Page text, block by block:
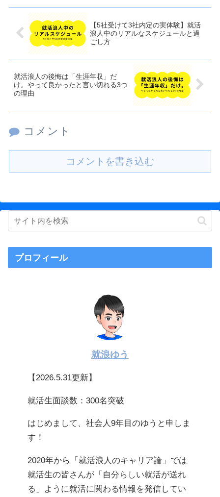
【5社受けて3社内定の実体験】就活
浪人中のリアルなスケジュールと過
ごし方
就活浪人の後悔は「生涯年収」だ
け。やって良かったと言い切れる3つ
の理由
コメント
コメントを書き込む
プロフィール
就浪ゆう
【2026.5.31更新】
就活生面談数：300名突破
はじめまして、社会人9年目のゆうと申しま
す！
2020年から「就活浪人のキャリア論」では
就活生の皆さんが「自分らしい就活が送れ
る」ように就活に関わる情報を発信してい